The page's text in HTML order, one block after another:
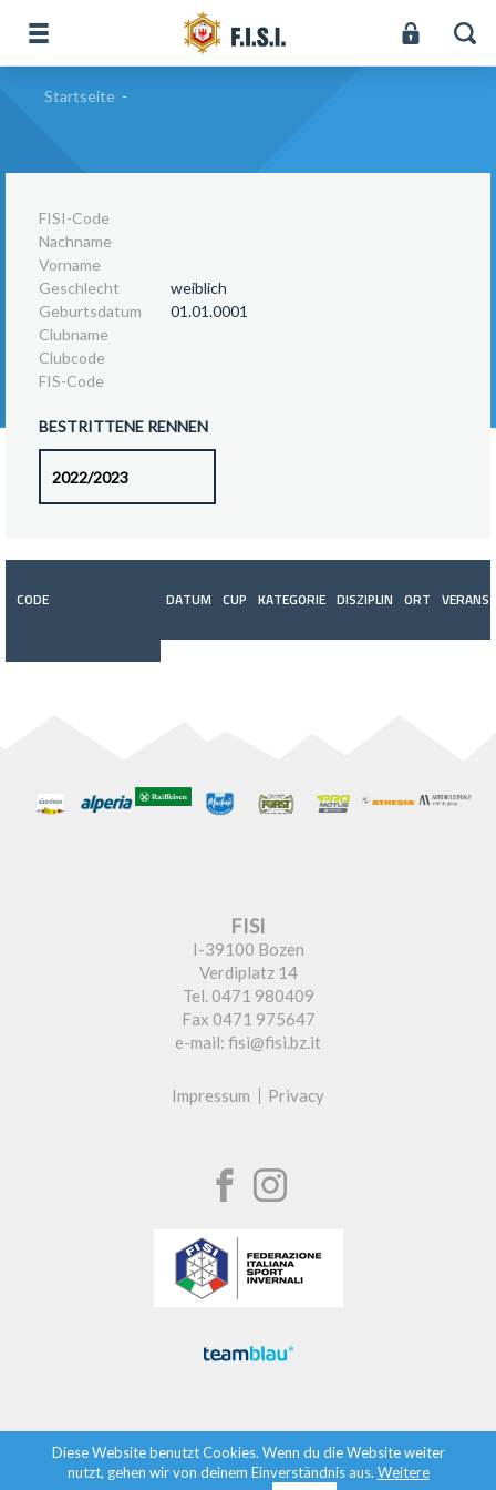
Startseite -
FISI-Code
Nachname
Vorname
Geschlecht
weiblich
Geburtsdatum
01.01.0001
Clubname
Clubcode
FIS-Code
BESTRITTENE RENNEN
CODE DATUM CUP KATEGORIE DISZIPLIN ORT
FISI
I-39100 Bozen
Verdiplatz 14
Tel. 0471 980409
Fax 0471 975647
e-mail: fisi@fisi.bz.it
Impressum Privacy
Diese Website benutzt Cookies. Wenn du die Website weiter
nutzt, gehen wir von deinem Einverständnis aus. Weitere